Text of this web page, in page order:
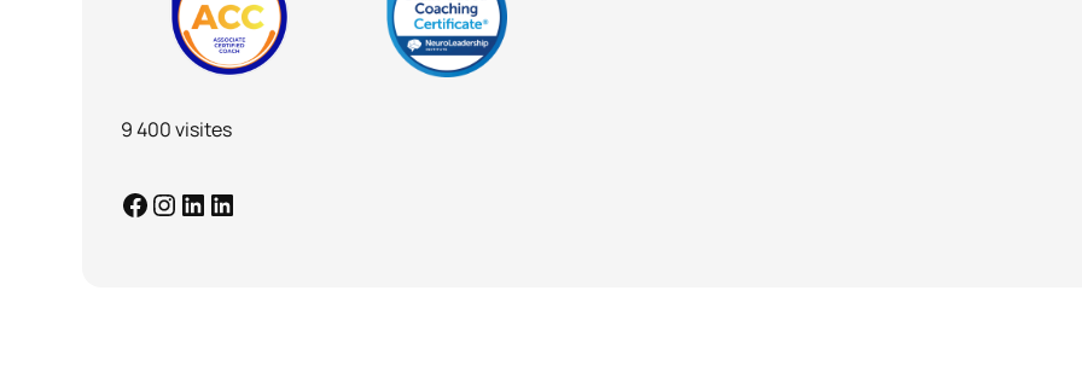
9 400 visites
Facebook
Instagram
LinkedIn
LinkedIn Coaching en action